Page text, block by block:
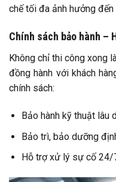
chế tối đa ảnh hưởng
Chính sách bảo hành –
Không chỉ thi công xong
đồng hành với khách
chính sách:
Bảo hành kỹ thuật lâu
Bảo trì, bảo dưỡng
Hỗ trợ xử lý sự cố 24/